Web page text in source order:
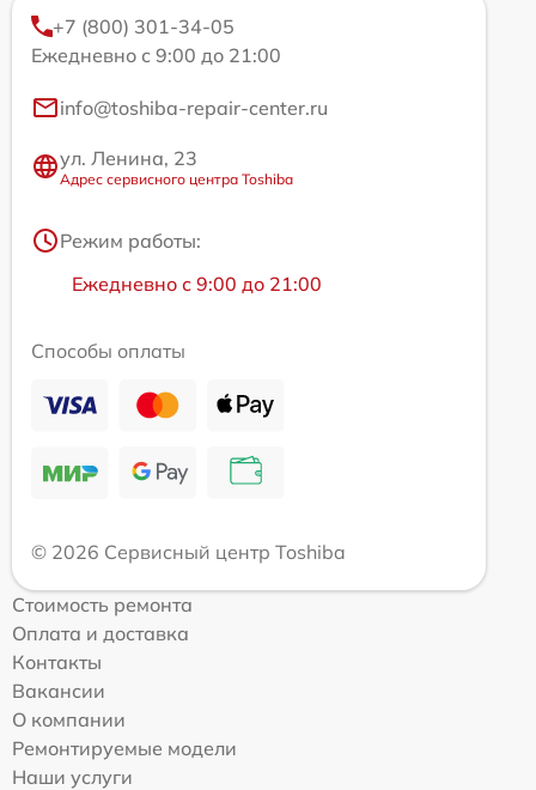
+7 (800) 301-34-05
Ежедневно с 9:00 до 21:00
info@toshiba-repair-center.ru
ул. Ленина, 23
Адрес сервисного центра Toshiba
Режим работы:
Ежедневно с 9:00 до 21:00
Способы оплаты
© 2026 Сервисный центр Toshiba
Стоимость ремонта
Оплата и доставка
Контакты
Вакансии
О компании
Ремонтируемые модели
Наши услуги